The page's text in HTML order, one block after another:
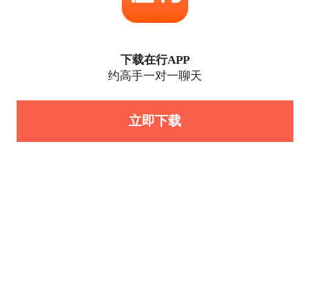
下载在行APP
约高手一对一聊天
立即下载